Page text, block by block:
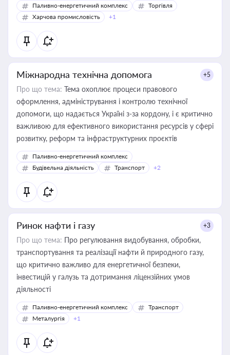
Паливно-енергетичний комплекс
Торгівля
Харчова промисловість
+1
Міжнародна технічна допомога +5
Про що тема: Тема охоплює процеси правового
оформлення, адміністрування і контролю технічної
допомоги, що надається Україні з-за кордону, і є критично
важливою для ефективного використання ресурсів у сфері
розвитку, реформ та інфраструктурних проєктів
Паливно-енергетичний комплекс
Будівельна діяльність
Транспорт +2
Ринок нафти і газу +3
Про що тема: Про регулювання видобування, обробки,
транспортування та реалізації нафти й природного газу,
що критично важливо для енергетичної безпеки,
інвестицій у галузь та дотримання ліцензійних умов
діяльності
Паливно-енергетичний комплекс
Транспорт
Металургія
+1